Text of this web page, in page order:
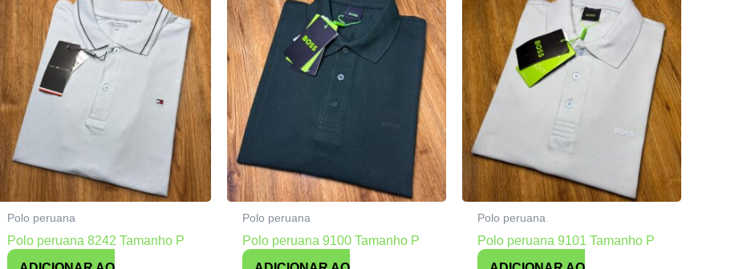
Polo peruana
Polo peruana 8242 Tamanho P
Polo peruana
Polo peruana 9100 Tamanho P
Polo peruana
Polo peruana 9101 Tamanho P